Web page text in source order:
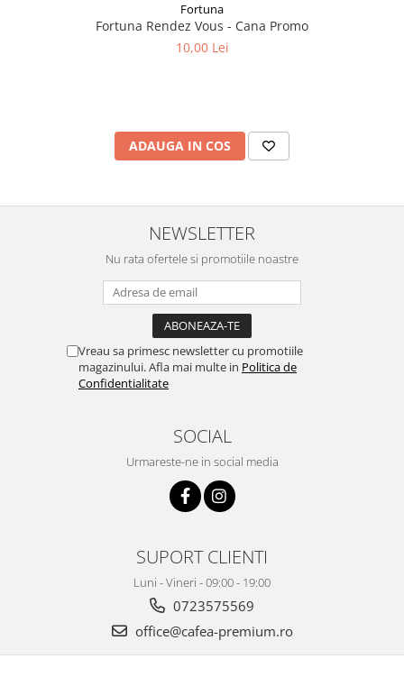
Fortuna
Fortuna Rendez Vous - Cana Promo
10,00 Lei
ADAUGA IN COS
NEWSLETTER
Nu rata ofertele si promotiile noastre
Vreau sa primesc newsletter cu promotiile
magazinului. Afla mai multe in Politica de
Confidentialitate
SOCIAL
Urmareste-ne in social media
SUPORT CLIENTI
Luni - Vineri - 09:00 - 19:00
0723575569
office@cafea-premium.ro